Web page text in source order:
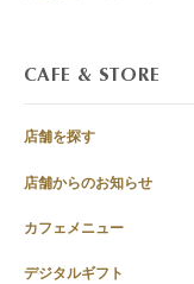
CAFE & STORE
店舗を探す
店舗からのお知らせ
カフェメニュー
デジタルギフト